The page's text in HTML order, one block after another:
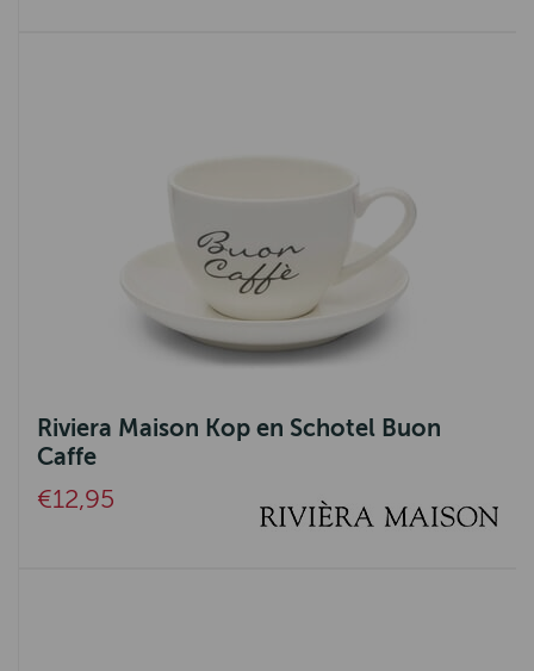
Riviera Maison Kop en Schotel Buon
Caffe
€12,95